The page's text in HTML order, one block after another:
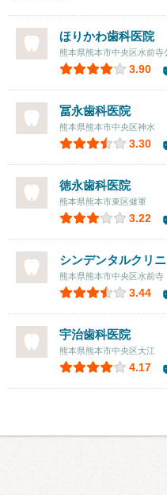
ほりかわ歯科医院
熊本県熊本市中央区水前寺
3.90
冨永歯科医院
熊本県熊本市中央区神水
3.30
徳永歯科医院
熊本県熊本市東区健軍
3.22
シンデンタルクリ
熊本県熊本市中央区水前寺
3.44
宇治歯科医院
熊本県熊本市中央区大江
4.17